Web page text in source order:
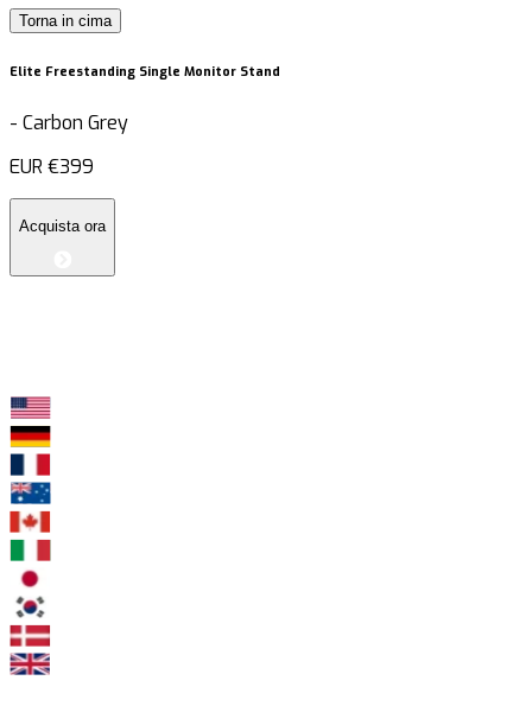
Torna in cima
Elite Freestanding Single Monitor Stand
- Carbon Grey
EUR €399
Acquista ora